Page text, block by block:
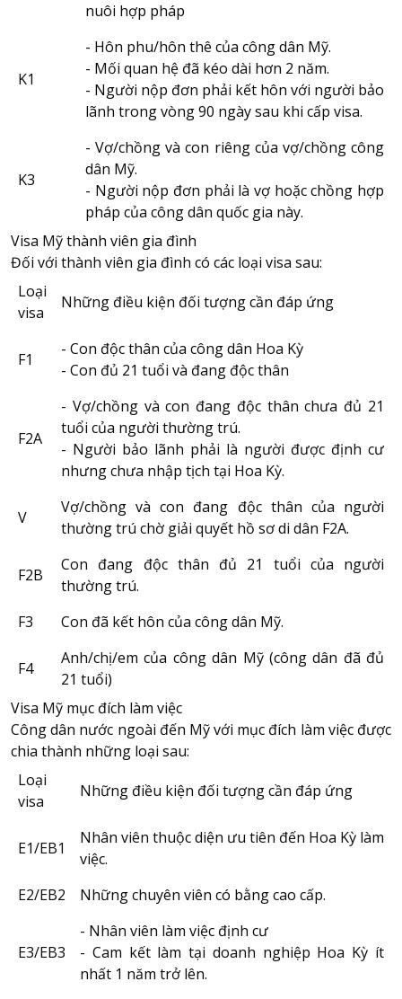
nuôi hợp pháp
K1
- Hôn phu/hôn thê của công dân Mỹ.
- Mối quan hệ đã kéo dài hơn 2 năm.
- Người nộp đơn phải kết hôn với người bảo
lãnh trong vòng 90 ngày sau khi cấp visa.
K3
- Vợ/chồng và con riêng của vợ/chồng công
dân Mỹ.
- Người nộp đơn phải là vợ hoặc chồng hợp
pháp của công dân quốc gia này.
Visa Mỹ thành viên gia đình
Đối với thành viên gia đình có các loại visa sau:
Loại
visa
Những điều kiện đối tượng cần đáp ứng
F1
- Con độc thân của công dân Hoa Kỳ
- Con đủ 21 tuổi và đang độc thân
F2A
- Vợ/chồng và con đang độc thân chưa đủ 21
tuổi của người thường trú.
- Người bảo lãnh phải là người được định cư
nhưng chưa nhập tịch tại Hoa Kỳ.
V
Vợ/chồng và con đang độc thân của người
thường trú chờ giải quyết hồ sơ di dân F2A.
F2B
Con đang độc thân đủ 21 tuổi của người
thường trú.
F3
Con đã kết hôn của công dân Mỹ.
F4
Anh/chị/em của công dân Mỹ (công dân đã đủ
21 tuổi)
Visa Mỹ mục đích làm việc
Công dân nước ngoài đến Mỹ với mục đích làm việc được
chia thành những loại sau:
Loại
visa
Những điều kiện đối tượng cần đáp ứng
E1/EB1
Nhân viên thuộc diện ưu tiên đến Hoa Kỳ làm
việc.
E2/EB2
Những chuyên viên có bằng cao cấp.
E3/EB3
- Nhân viên làm việc định cư
- Cam kết làm tại doanh nghiệp Hoa Kỳ ít
nhất 1 năm trở lên.